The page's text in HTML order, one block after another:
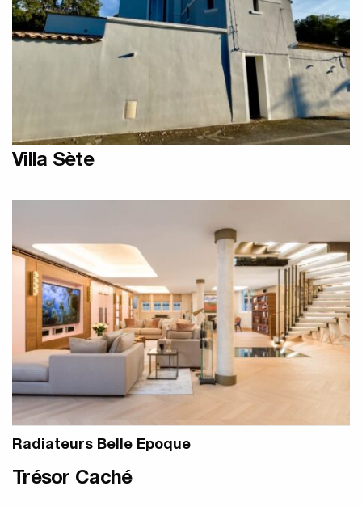
Radiateurs Belle Epoque
Villa Sète
Radiateurs Belle Epoque
Trésor Caché